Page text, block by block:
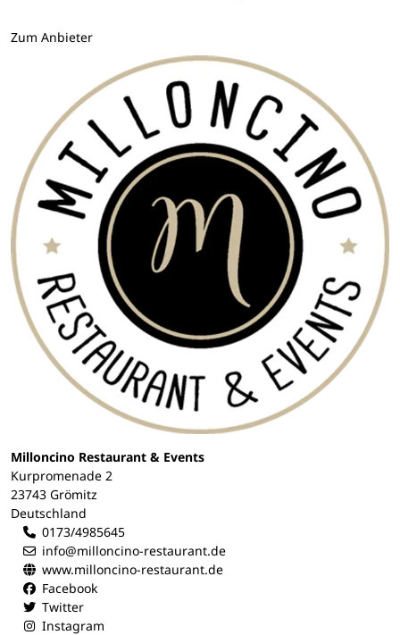
Zum Anbieter
Milloncino Restaurant & Events
Kurpromenade 2
23743 Grömitz
Deutschland
0173/4985645
info@milloncino-restaurant.de
www.milloncino-restaurant.de
Facebook
Twitter
Instagram